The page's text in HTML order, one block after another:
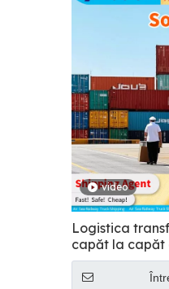
video
Logistica
capăt la capăt
150 de țări -